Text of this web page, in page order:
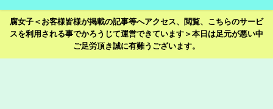
腐女子＜お客様皆様が掲載の記事等へアクセス、閲覧、こちらのサービ
スを利用される事でかろうじて運営できています＞本日は足元が悪い中
ご足労頂き誠に有難うございます。